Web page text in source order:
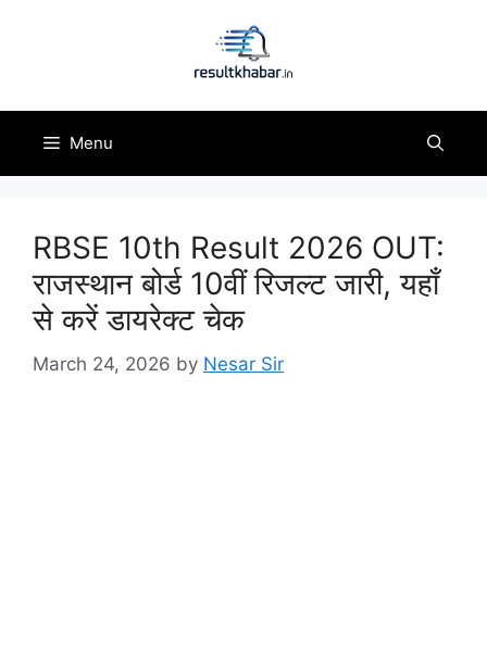
Menu
RBSE 10th Result 2026 OUT:
राजस्थान बोर्ड 10वीं रिजल्ट जारी, यहाँ
से करें डायरेक्ट चेक
March 24, 2026 by Nesar Sir